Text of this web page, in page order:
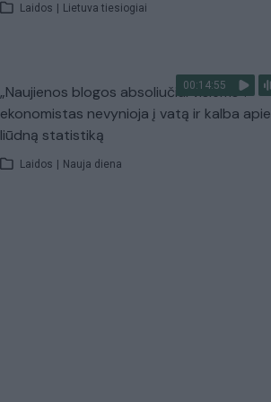
Laidos | Lietuva tiesiogiai
00:14:55
„Naujienos blogos absoliučiai visiems“:
ekonomistas nevynioja į vatą ir kalba apie
liūdną statistiką
Laidos | Nauja diena